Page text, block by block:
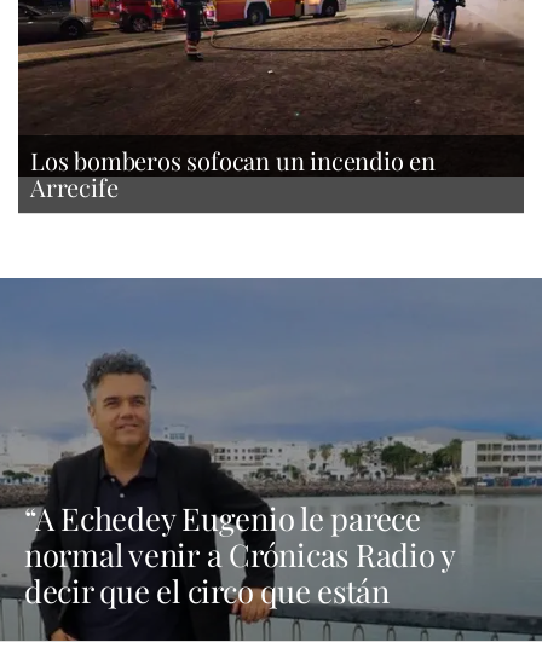
Los bomberos sofocan un incendio en
Arrecife
“A Echedey Eugenio le parece
normal venir a Crónicas Radio y
decir que el circo que están
montando en el solar de Ginory no